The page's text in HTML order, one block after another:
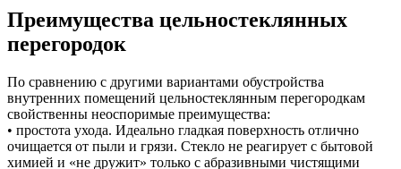
Преимущества цельностеклянных
перегородок
По сравнению с другими вариантами обустройства
внутренних помещений цельностеклянным перегородкам
свойственны неоспоримые преимущества:
• простота ухода. Идеально гладкая поверхность отлично
очищается от пыли и грязи. Стекло не реагирует с бытовой
химией и «не дружит» только с абразивными чистящими